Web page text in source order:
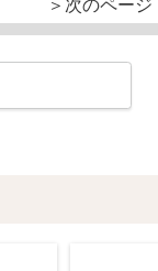
＞次のページ